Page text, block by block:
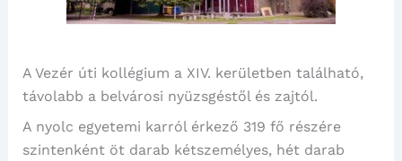
A Vezér úti kollégium a XIV. kerületben található,
távolabb a belvárosi nyüzsgéstől és zajtól.
A nyolc egyetemi karról érkező 319 fő részére
szintenként öt darab kétszemélyes, hét darab